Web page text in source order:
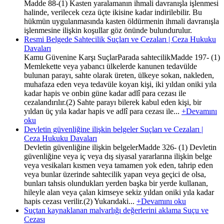
Madde 88-(1) Kasten yaralamanın ihmali davranışla işlenmesi
halinde, verilecek ceza üçte ikisine kadar indirilebilir. Bu
hükmün uygulanmasında kasten öldürmenin ihmali davranışla
işlenmesine ilişkin koşullar göz önünde bulundurulur.
Resmi Belgede Sahtecilik Suçları ve Cezaları | Ceza Hukuku
Davaları
Kamu Güvenine Karşı SuçlarParada sahtecilikMadde 197- (1)
Memlekette veya yabancı ülkelerde kanunen tedavülde
bulunan parayı, sahte olarak üreten, ülkeye sokan, nakleden,
muhafaza eden veya tedavüle koyan kişi, iki yıldan oniki yıla
kadar hapis ve onbin güne kadar adlî para cezası ile
cezalandırılır.(2) Sahte parayı bilerek kabul eden kişi, bir
yıldan üç yıla kadar hapis ve adlî para cezası ile... +Devamını
oku
Devletin güvenliğine ilişkin belgeler Suçları ve Cezaları |
Ceza Hukuku Davaları
Devletin güvenliğine ilişkin belgelerMadde 326- (1) Devletin
güvenliğine veya iç veya dış siyasal yararlarına ilişkin belge
veya vesikaları kısmen veya tamamen yok eden, tahrip eden
veya bunlar üzerinde sahtecilik yapan veya geçici de olsa,
bunları tahsis olundukları yerden başka bir yerde kullanan,
hileyle alan veya çalan kimseye sekiz yıldan oniki yıla kadar
hapis cezası verilir.(2) Yukarıdaki... +Devamını oku
Suçtan kaynaklanan malvarlığı değerlerini aklama Suçu ve
Cezası